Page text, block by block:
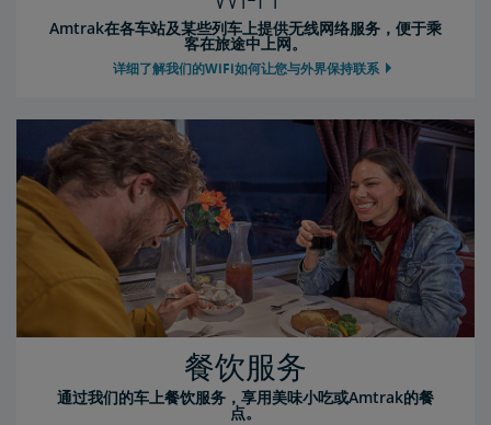
Amtrak在各车站及某些列车上提供无线网络服务，便于乘
客在旅途中上网。
详细了解我们的WiFi如何让您与外界保持联系
餐饮服务
通过我们的车上餐饮服务，享用美味小吃或Amtrak的餐
点。